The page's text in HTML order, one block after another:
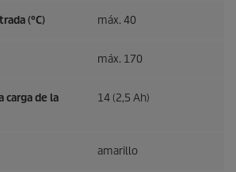
(°C) máx. 40
máx. 170
carga de la
14 (2,5 Ah)
amarillo